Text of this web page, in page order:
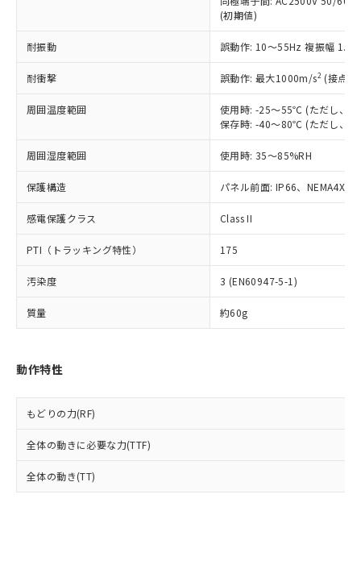
(初期値)
耐振動 誤動作: 10～55Hz 複振幅
耐衝撃 誤動作: 最大1000m/s2 (接点
周囲温度範囲
使用時: -25～55℃ (ただし、氷
保存時: -40～80℃ (ただし、氷
周囲湿度範囲 使用時: 35～85%RH
保護構造 パネル前面: IP66、NEMA4X,
感電保護クラス Class II
PTI（トラッキング特性） 175
汚染度 3 (EN60947-5-1)
質量 約60g
動作特性
もどりの力(RF)
全体の動きに必要な力(TTF)
全体の動き(TT)
ことをご了承ください。
在庫状況および標準価格照会結果は、
記載している更新日時点での社内デー
覧された時点での実際の在庫および標
準価格とは異なる場合があることをご
正式な納期状況および標準価格はお客
様のお取引先、またはお客様担当のオ
ムロン制御機器販売店・当社販売員に
オムロン制御機器販売店や当社販売拠
ください。
在庫状況および標準価格結果を当社の
示しないようお願いします。
マイパーツ機能（部品リスト作成サー
ビス）をご利用いただくには、I-Web
メンバーズにご登録されている必要が
および当社の共同利用者が、当社の製
品・サービスに関するお客様との取
をご了承ください。
の共同利用に関して"
用者の範囲」に記載されている法人を
むを得ず変更することがあります。
鉛(Pb) 1000ppm以下、 水銀(Hg) 1000ppm以下、 カド
六価クロム(Cr(Ⅵ)) 1000ppm以下、ポリ臭化ビフェニル
類(PBB) 1000ppm以下、ポリ臭化ジフェニルエーテル類
(PBDE) 1000ppm以下、フタル酸ビス(2-エチルヘキシ
ル) (DEHP)(別名：DOP) 1000ppm以下、フタル酸ブチ
(DIBP) 1000ppm以下
但し、RoHS指令で産業用監視および制御機器に対する
適用除外項目は除く。
フタル酸エステル類の４物質については閾値を超える意
図的な使用がないことを確認しています。
※2 対応予定月
部品在庫の切り替え状況などにより、予定
下記の非含有証明書をダウンロードするこ
とができます。
51物質の非含有証明書（当社基準）
※本証明書は発行日時点で非含有を証明す
「－」：未確認です。当社販売部門へお問
*中国RoHS10物質の基準値 (GB/T26572)：
Pb(鉛) :1000ppm、 Hg(水銀) : 1000ppm、 Cd(カドミウ
ニル類) : 1000ppm、 PBDEs(ポリ臭化ジフェニルエーテ
イソブチル) : 1000ppm、 BBP(フタル酸ブチルベンジ
ル) : 1000ppm、
DEHP(フタル酸ビス(2-エチルヘキシル)) : 1000ppm
※2 環境保護使用期限
「ｅ」：有害物質（10物質）のすべてが基
準値以下であることを示します。
「10」：通常の使用状況下において有害物
及ぼさない年数を意味します。
為替および外国貿易法に定める商品
（以下｢規制貨物等」という）を輸出
または国外への提供する場合は、日本
国政府の輸出許可(または役務取引許
可)を取得するなどの必要な手続きを
当社は規制貨物を破棄する場合は、完
全に破砕するなど、違法に輸出されな
いよう必要な手段を講じます。
当社は貴社製品を、核兵器、ミサイ
ル、化学兵器、生物兵器またはその他
武器並びにこれらの製造装置等に一切
使用いたしません。
当社は、貴社製品を第三者に販売する
場合は、上記1、2および3の内容を当
販売先および販売に係わる関係者が違
法に輸出するおそれがある場合は、取
○ 一定数以上の在庫あり
△ 一定数には満たないが在庫あり
在庫なし(最新の在庫状況につ
いては、お客様のお取引先、ま
たはお客様担当のオムロン制御
機器販売店・当社販売員にご確
認ください)
受注生産機種、また在庫状況の
情報を公開していない機種